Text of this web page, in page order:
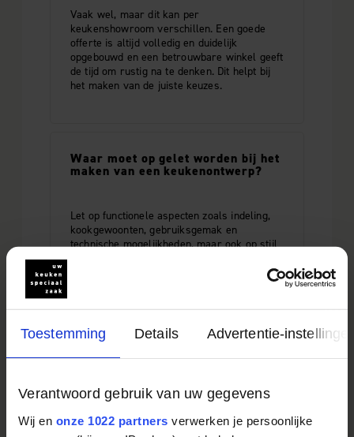
Toestemming Details Advertentie-
Verantwoord gebruik van uw gegevens
Wij en onze 1022 partners verwerken je persoonlijke
Vaak wel, maar dit kan per
keukenshowroom verschillen. Een goede
offerte is altijd volledig en duidelijk
opgebouwd en een betrouwbare winkel geeft
de tijd om rustig na te denken. Dit helpt bij
het maken van de juiste keuzes.
Waar moet op gelet worden bij het
maken van een keukenontwerp?
Let op functionele aspecten zoals indeling,
kookgewoonten, gebruiksgemak en
technische mogelijkheden, maar ook op stijl
praktisch, haalbaar en goed afgestemd zijn
adviesgesprek?
U bespreekt uw wensen, ruimte, manier van